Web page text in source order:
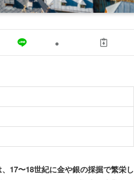
17〜18世紀に金や銀の採掘で繁栄し